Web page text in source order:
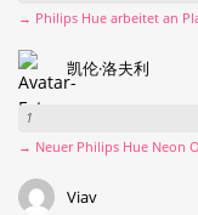
→ Philips Hue arbeitet an
凯伦·洛夫利
1
→ Neuer Philips Hue Neon
Viav